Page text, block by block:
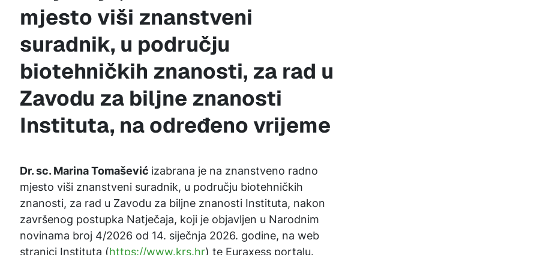
mjesto viši znanstveni
suradnik, u području
biotehničkih znanosti, za rad u
Zavodu za biljne znanosti
Instituta, na određeno vrijeme
Dr. sc. Marina Tomašević izabrana je na znanstveno radno
mjesto viši znanstveni suradnik, u području biotehničkih
znanosti, za rad u Zavodu za biljne znanosti Instituta, nakon
završenog postupka Natječaja, koji je objavljen u Narodnim
novinama broj 4/2026 od 14. siječnja 2026. godine, na web
stranici Instituta (https://www.krs.hr) te Euraxess portalu.